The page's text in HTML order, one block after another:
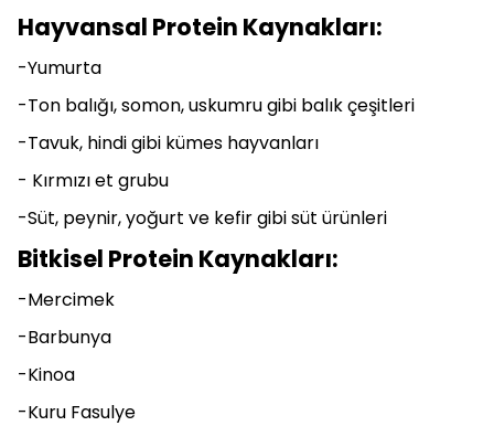
Hayvansal Protein Kaynakları:
-Yumurta
-Ton balığı, somon, uskumru gibi balık çeşitleri
-Tavuk, hindi gibi kümes hayvanları
- Kırmızı et grubu
-Süt, peynir, yoğurt ve kefir gibi süt ürünleri
Bitkisel Protein Kaynakları:
-Mercimek
-Barbunya
-Kinoa
-Kuru Fasulye